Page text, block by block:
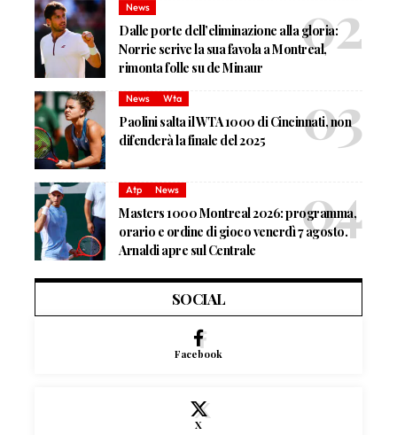
News
Dalle porte dell’eliminazione alla gloria:
Norrie scrive la sua favola a Montreal,
rimonta folle su de Minaur
News Wta
Paolini salta il WTA 1000 di Cincinnati, non
difenderà la finale del 2025
Atp News
Masters 1000 Montreal 2026: programma,
orario e ordine di gioco venerdì 7 agosto.
Arnaldi apre sul Centrale
SOCIAL
Facebook
X